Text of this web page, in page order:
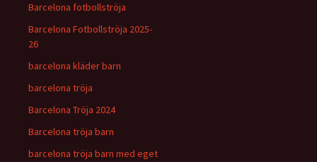
Barcelona fotbollströja
Barcelona Fotbollströja 2025-
26
barcelona kläder barn
barcelona tröja
Barcelona Tröja 2024
Barcelona tröja barn
barcelona tröja barn med eget